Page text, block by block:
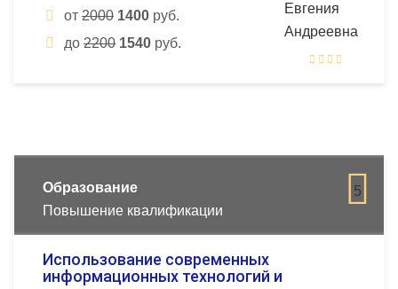
от 2000 1400 руб.
до 2200 1540 руб.
5
Образование
Повышение квалификации
Использование современных
информационных технологий и